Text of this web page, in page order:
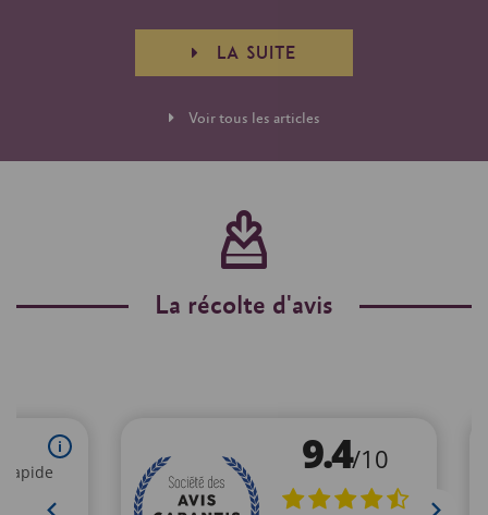
LA SUITE
Voir tous les articles
La récolte d'avis